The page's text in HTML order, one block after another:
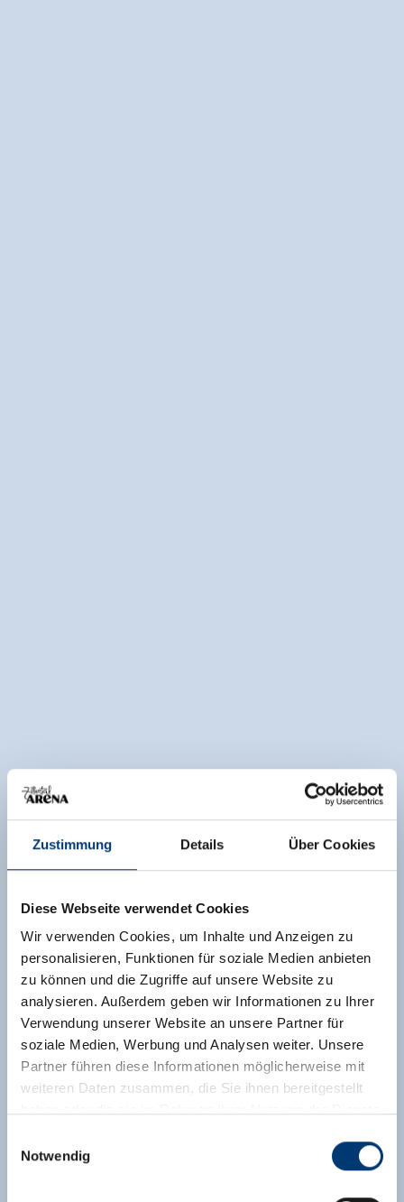
Zustimmung Details Über Cookies
Diese Webseite verwendet Cookies
Wir verwenden Cookies, um Inhalte und Anzeigen zu
personalisieren, Funktionen für soziale Medien anbieten
zu können und die Zugriffe auf unsere Website zu
analysieren. Außerdem geben wir Informationen zu Ihrer
Verwendung unserer Website an unsere Partner für
soziale Medien, Werbung und Analysen weiter. Unsere
Partner führen diese Informationen möglicherweise mit
weiteren Daten zusammen, die Sie ihnen bereitgestellt
Notwendig